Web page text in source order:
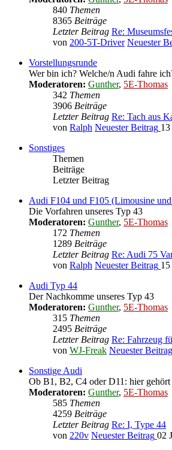
840 Themen
8365 Beiträge
Letzter Beitrag Re:
von 200-5T-Driver Neuester
Vorstellungsrunde
Wer bin ich? Welche/n Audi fahre
Moderatoren: Gunther, 5E-Thomas
342 Themen
3906 Beiträge
Letzter Beitrag Re: Tach aus
von Ralph Neuester Beitrag
Sonstiges
Themen
Beiträge
Letzter Beitrag
Audi F104 und F105 (Limousine
Die Vorfahren unseres Typ 43
Moderatoren: Gunther, 5E-Thomas
172 Themen
1289 Beiträge
Letzter Beitrag Re: Audi 75
von Ralph Neuester Beitrag
Audi Typ 44
Der Nachkomme unseres Typ 43
Moderatoren: Gunther, 5E-Thomas
315 Themen
2495 Beiträge
Letzter Beitrag Re: Fahrzeug
von WJ-Freak Neuester Beitrag
Sonstige Audi
Ob B1, B2, C4 oder D11: hier gehört
Moderatoren: Gunther, 5E-Thomas
585 Themen
4259 Beiträge
Letzter Beitrag Re: I, Type 44
von 220v Neuester Beitrag 02